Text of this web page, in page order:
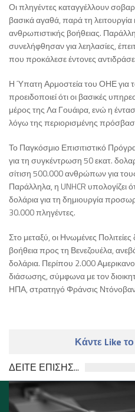
Οι πληγέντες καταγγέλλουν
βασικά αγαθά, παρά τη
ανθρωπιστικής βοήθειας.
συνελήφθησαν για λεηλασίες,
που προκάλεσε έντονες
Η Ύπατη Αρμοστεία του ΟΗΕ για
προειδοποιεί ότι οι βασικές
μέρος της Λα Γουάιρα, ενώ η
λόγω της περιορισμένης
Το Παγκόσμιο Επισιτιστικό
για τη συγκέντρωση 50 εκατ.
σίτιση 500.000 ανθρώπων για
Παράλληλα, η UNHCR υπολογίζει
δολάρια για τη δημιουργία
30.000 πληγέντες.
Στο μεταξύ, οι Ηνωμένες
βοήθεια προς τη Βενεζουέλα,
δολάρια. Περίπου 2.000
διάσωσης, σύμφωνα με τον
ΗΠΑ, στρατηγό Φράνσις
Κάντε Like
ΔΕΙΤΕ ΕΠΙΣΗΣ...